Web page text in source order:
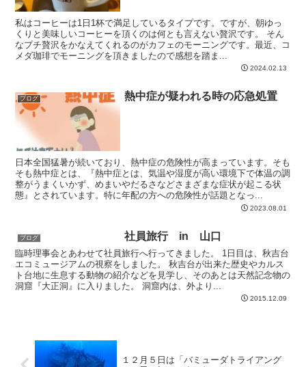
私はコーヒーは1日1杯で満足しているタイプです。ですが、朝ゆっ
くりと美味しいコーヒーを頂くのは何とも言えない贅沢です。 そん
なプチ贅沢をかなえてくれるのがカフェのモーニングです。最近、コ
メダ珈琲でモーニングを頂きましたので感想を踏ま...
2024.02.13
ブログ 熱中症が疑われる時の応急処置
日本全国猛暑が続いており、熱中症の危険性が高まっています。そも
そも熱中症とは、『熱中症とは、気温や湿度が高い環境下で体温の調
整がうまくいかず、めまいやだるさなどさまざまな症状が起こる状
態』とされています。特に年配の方への危険性が話題となっ...
2023.08.01
ブログ 社員旅行 in 山口
臨時理事会とあわせて社員旅行へ行ってきました。 1日目は、秋吉台
エコミュージアムの視察をしました。 秋吉台が出来た歴史やカルス
ト台地に生息する動物の紹介などを見学し、そのあとは天然記念物の
洞窟『大正洞』に入りました。 洞窟内は、外より...
2015.12.09
１２月５日は「バミューダトライアング